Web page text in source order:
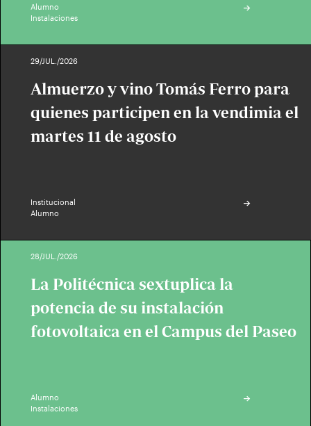
Alumno
Instalaciones
29/JUL./2026
Almuerzo y vino Tomás Ferro para
quienes participen en la vendimia el
martes 11 de agosto
Institucional
Alumno
28/JUL./2026
La Politécnica sextuplica la
potencia de su instalación
fotovoltaica en el Campus del Paseo
Alumno
Instalaciones